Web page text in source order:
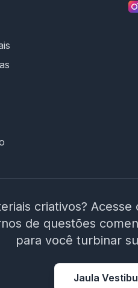
criativos?
de questões
para você turbinar
Jaula